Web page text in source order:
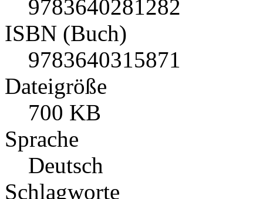
9783640281282
ISBN (Buch)
9783640315871
Dateigröße
700 KB
Sprache
Deutsch
Schlagworte